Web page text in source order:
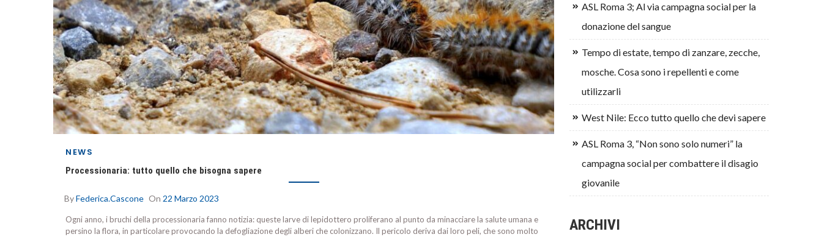
NEWS
Processionaria: tutto quello che bisogna sapere
ByFederica.cascone On 22 Marzo 2023
Ogni anno, i bruchi della processionaria fanno notizia: queste larve di lepidottero proliferano al punto da minacciare la salute umana e
persino la flora, in particolare provocando la defogliazione degli alberi che colonizzano. Il pericolo deriva dai loro peli, che sono molto
ASL Roma 3; Al via campagna social per la
donazione del sangue
Tempo di estate, tempo di zanzare, zecche,
mosche. Cosa sono i repellenti e come
utilizzarli
West Nile: Ecco tutto quello che devi sapere
ASL Roma 3, “Non sono solo numeri” la
campagna social per combattere il disagio
giovanile
ARCHIVI